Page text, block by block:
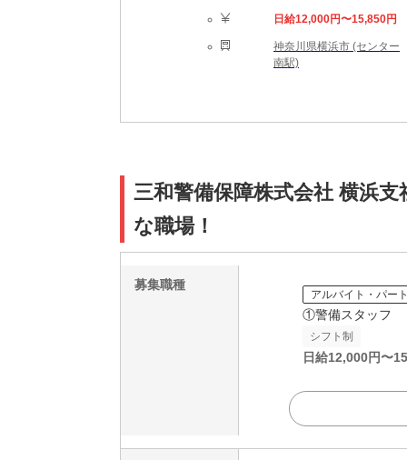
日給12,000円〜15,850円
神奈川県横浜市 (センター
南駅)
三和警備保障株式会社 横浜
な職場！
募集職種
アルバイト・パー
①警備スタッフ
シフト制
日給12,000円〜